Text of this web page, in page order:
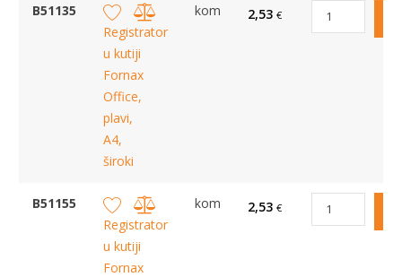
B51135
Registrator
u kutiji
Fornax
Office,
plavi,
A4,
široki
kom 2,53 €
B51155
Registrator
u kutiji
Fornax
kom 2,53 €